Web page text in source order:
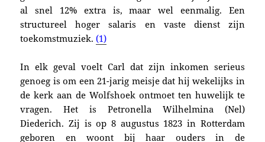
al snel 12% extra is, maar wel eenmalig. Een
structureel hoger salaris en vaste dienst zijn
toekomstmuziek.(1)
In elk geval voelt Carl dat zijn inkomen serieus
genoeg is om een21-jarig meisje dat hijwekelijks in
de kerk aan de Wolfshoek ontmoet ten huwelijk te
vragen. Het is Petronella Wilhelmina (Nel)
Diederich. Zij is op 8 augustus 1823 in Rotterdam
geboren en woont bij haar oudersin de